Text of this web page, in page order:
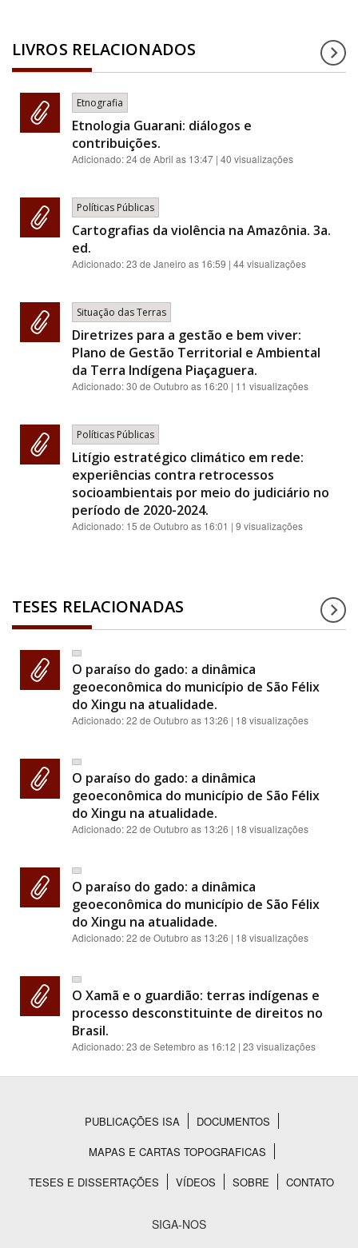
LIVROS RELACIONADOS
Etnografia
Etnologia Guarani: diálogos e
contribuições.
Adicionado:24 de Abril as 13:47 | 40 visualizações
Políticas Públicas
Cartografias da violência na Amazônia. 3a.
ed.
Adicionado:23 de Janeiro as 16:59 | 44 visualizações
Situação das Terras
Diretrizes para a gestão e bem viver:
Plano de Gestão Territorial e Ambiental
da Terra Indígena Piaçaguera.
Adicionado:30 de Outubro as 16:20 | 11 visualizações
Políticas Públicas
Litígio estratégico climático em rede:
experiências contra retrocessos
socioambientais por meio do judiciário no
período de 2020-2024.
Adicionado: 15 de Outubro as 16:01 | 9 visualizações
TESES RELACIONADAS
O paraíso do gado: a dinâmica
geoeconômica do município de São Félix
do Xingu na atualidade.
Adicionado:22 de Outubro as 13:26 | 18 visualizações
O paraíso do gado: a dinâmica
geoeconômica do município de São Félix
do Xingu na atualidade.
Adicionado:22 de Outubro as 13:26 | 18 visualizações
O paraíso do gado: a dinâmica
geoeconômica do município de São Félix
do Xingu na atualidade.
Adicionado:22 de Outubro as 13:26 | 18 visualizações
O Xamã e o guardião: terras indígenas e
processo desconstituinte de direitos no
Brasil.
Adicionado:23 de Setembro as 16:12 | 23 visualizações
Rodapé
PUBLICAÇÕES ISA
DOCUMENTOS
MAPAS E CARTAS TOPOGRAFICAS
TESES E DISSERTAÇÕES
VÍDEOS SOBRE CONTATO
SIGA-NOS